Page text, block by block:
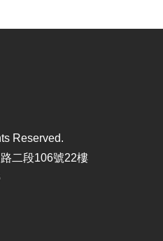
Reserved.
二段106號22樓